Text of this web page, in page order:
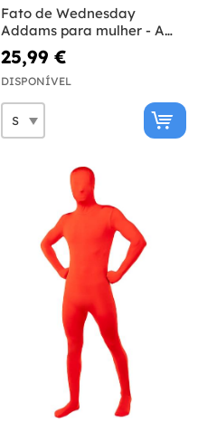
Fato de Wednesday
Addams para mulher - A
Família Addams
25,99 €
DISPONÍVEL